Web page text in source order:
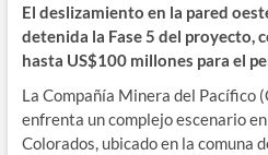
El deslizamiento en la pared
detenida la Fase 5 del proyecto,
hasta US$100 millones para el
La Compañía Minera del Pacífico
enfrenta un complejo escenario
Colorados, ubicado en la comuna